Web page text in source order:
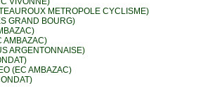
METROPOLE CYCLISME)
GRAND BOURG)
AMBAZAC)
ARGENTONNAISE)
(EC AMBAZAC)